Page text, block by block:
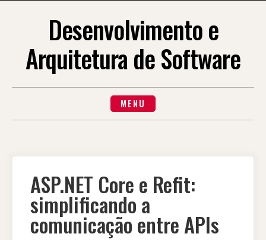
Desenvolvimento e
Arquitetura de Software
MENU
ASP.NET Core e Refit:
simplificando a
comunicação entre APIs